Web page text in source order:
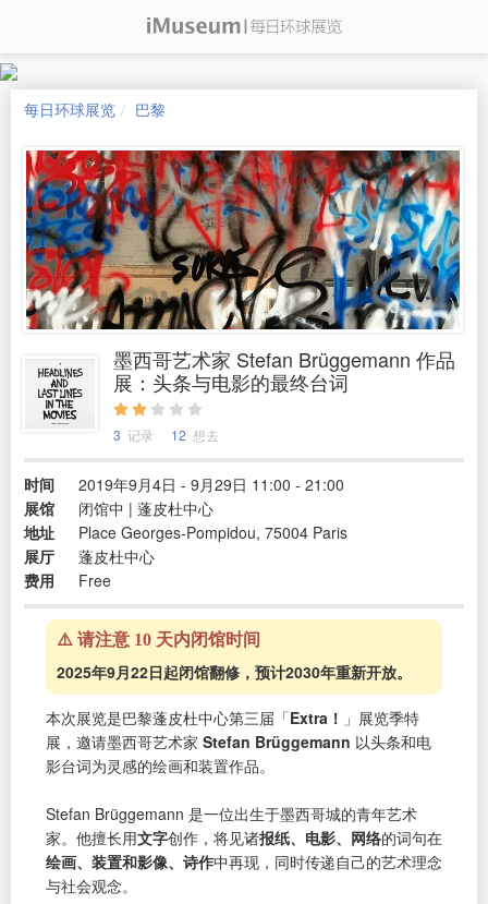
每日环球展览 巴黎
墨西哥艺术家 Stefan Brüggemann 作品
展：头条与电影的最终台词
3 记录 12 想去
时间
2019年9月4日 - 9月29日 11:00 - 21:00
展馆
闭馆中 | 蓬皮杜中心
地址
Place Georges-Pompidou, 75004 Paris
展厅
蓬皮杜中心
费用
Free
⚠️ 请注意 10 天内闭馆时间
2025年9月22日起闭馆翻修，预计2030年重新开放。
本次展览是巴黎蓬皮杜中心第三届「Extra！ 」展览季特
展，邀请墨西哥艺术家 Stefan Brüggemann 以头条和电
影台词为灵感的绘画和装置作品。
Stefan Brüggemann 是一位出生于墨西哥城的青年艺术
家。他擅长用文字创作，将见诸报纸、电影、网络的词句在
绘画、装置和影像、诗作中再现，同时传递自己的艺术理念
与社会观念。